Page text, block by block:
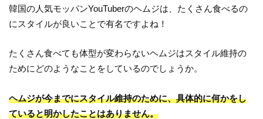
韓国の人気モッパンYouTuberのヘムジは、たくさん食べるの
にスタイルが良いことで有名ですよね！
たくさん食べても体型が変わらないヘムジはスタイル維持の
ためにどのようなことをしているのでしょうか。
ヘムジが今までにスタイル維持のために、具体的に何かをし
ていると明かしたことはありません。